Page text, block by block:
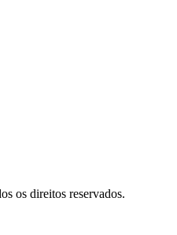
os direitos reservados.